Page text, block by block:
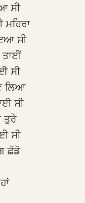
ਸੀ
ਸੀ
ਤਾਈਂ
ਸੀ
ਲਿਆ
ਸੀ
ਤੁਰੇ
ਸੀ
ਛੱਡੋ